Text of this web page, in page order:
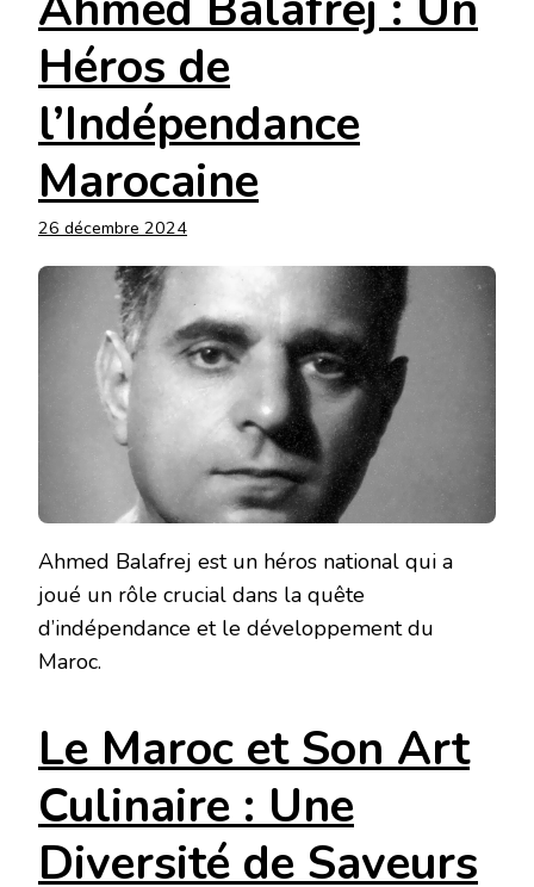
Héros de
l’Indépendance
Marocaine
26 décembre 2024
Ahmed Balafrej est un héros national qui a
joué un rôle crucial dans la quête
d’indépendance et le développement du
Maroc.
Le Maroc et Son Art
Culinaire : Une
Diversité de Saveurs